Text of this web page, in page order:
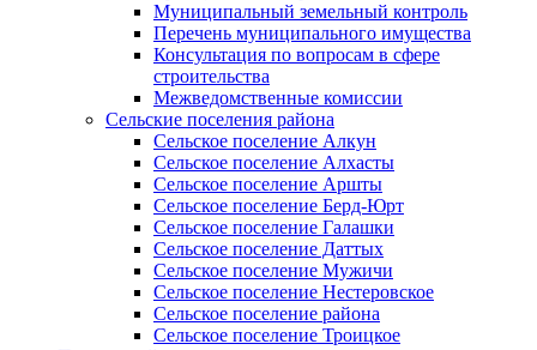
Муниципальный земельный контроль
Перечень муниципального имущества
Консультация по вопросам в сфере
строительства
Межведомственные комиссии
Сельские поселения района
Сельское поселение Алкун
Сельское поселение Алхасты
Сельское поселение Аршты
Сельское поселение Берд-Юрт
Сельское поселение Галашки
Сельское поселение Даттых
Сельское поселение Мужичи
Сельское поселение Нестеровское
Сельское поселение района
Сельское поселение Троицкое